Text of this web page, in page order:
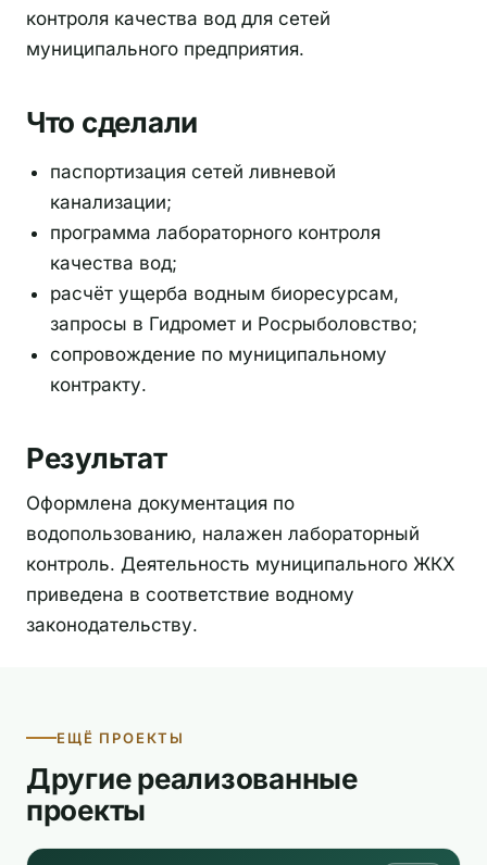
контроля качества вод для сетей
муниципального предприятия.
Что сделали
паспортизация сетей ливневой
канализации;
программа лабораторного контроля
качества вод;
расчёт ущерба водным биоресурсам,
запросы в Гидромет и Росрыболовство;
сопровождение по муниципальному
контракту.
Результат
Оформлена документация по
водопользованию, налажен лабораторный
контроль. Деятельность муниципального ЖКХ
приведена в соответствие водному
законодательству.
ЕЩЁ ПРОЕКТЫ
Другие реализованные
проекты